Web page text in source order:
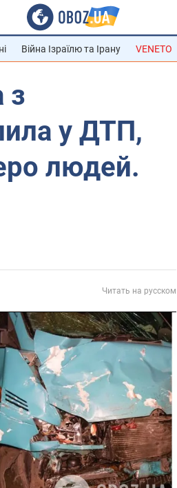
Війна Ізраїлю та Ірану VENETO
з
у ДТП,
людей.
Читать на русском